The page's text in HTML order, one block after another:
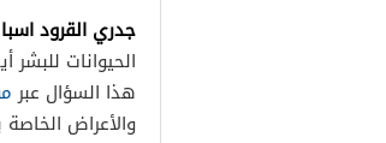
جدري القرود
الحيوانات
هذا السؤال عبر
والأعراض